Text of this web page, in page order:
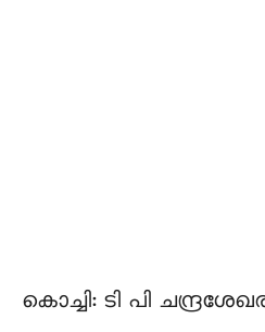
കൊച്ചി: ടി പി